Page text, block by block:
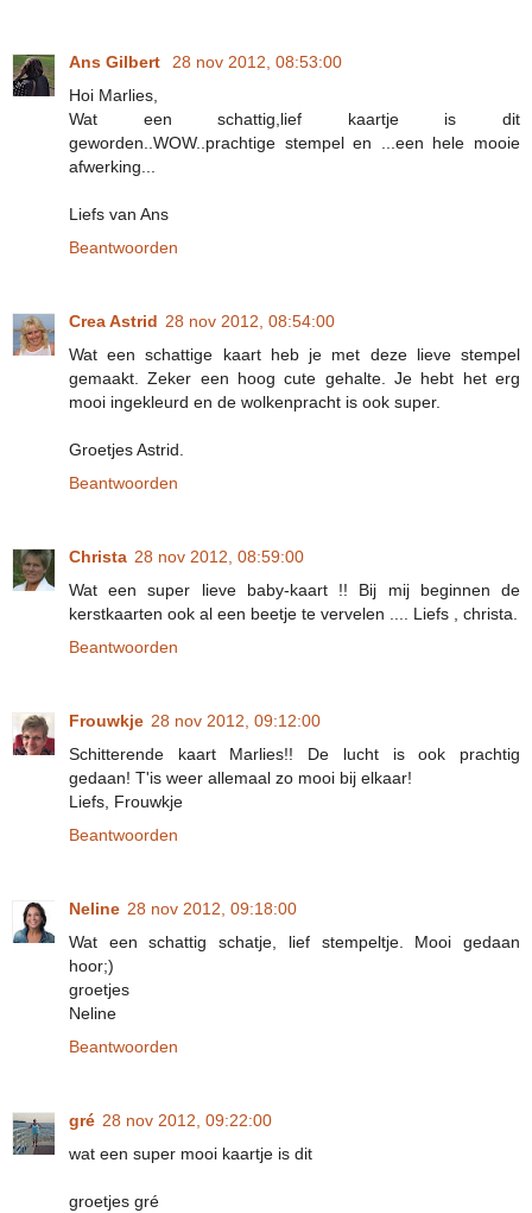
Ans Gilbert
28 nov 2012, 08:53:00
Hoi Marlies,
Wat een schattig,lief kaartje is dit
geworden..WOW..prachtige stempel en ...een hele mooie
afwerking...
Liefs van Ans
Beantwoorden
Crea Astrid 28 nov 2012, 08:54:00
Wat een schattige kaart heb je met deze lieve stempel
gemaakt. Zeker een hoog cute gehalte. Je hebt het erg
mooi ingekleurd en de wolkenpracht is ook super.
Groetjes Astrid.
Beantwoorden
Christa 28 nov 2012, 08:59:00
Wat een super lieve baby-kaart !! Bij mij beginnen de
kerstkaarten ook al een beetje te vervelen .... Liefs , christa.
Beantwoorden
Frouwkje 28 nov 2012, 09:12:00
Schitterende kaart Marlies!! De lucht is ook prachtig
gedaan! T'is weer allemaal zo mooi bij elkaar!
Liefs, Frouwkje
Beantwoorden
Neline 28 nov 2012, 09:18:00
Wat een schattig schatje, lief stempeltje. Mooi gedaan
hoor;)
groetjes
Neline
Beantwoorden
gré 28 nov 2012, 09:22:00
wat een super mooi kaartje is dit
groetjes gré